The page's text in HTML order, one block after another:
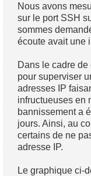
Nous avons
sur le port SSH
sommes
écoute avait une
Dans le cadre
pour superviser
adresses IP
infructueuses en
bannissement a
jours. Ainsi, au
certains de ne
adresse IP.
Le graphique ci-